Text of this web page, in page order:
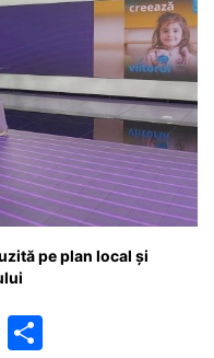
pe plan local și
M